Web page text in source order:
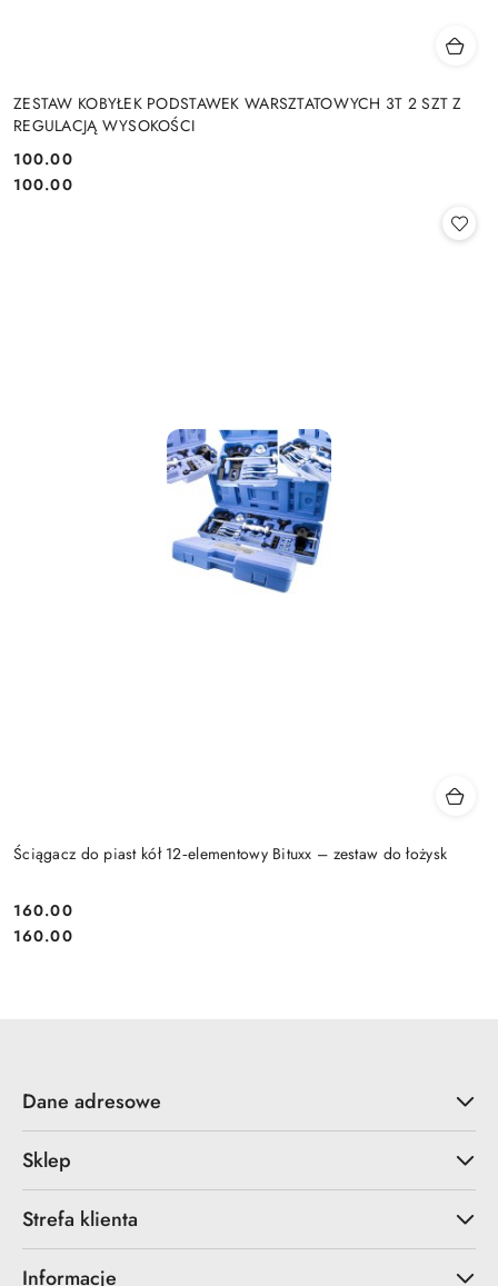
ZESTAW KOBYŁEK PODSTAWEK WARSZTATOWYCH 3T 2 SZT Z
REGULACJĄ WYSOKOŚCI
Cena:
100.00
Cena:
100.00
Ściągacz do piast kół 12‑elementowy Bituxx – zestaw do łożysk
Cena:
160.00
Cena:
160.00
Dane adresowe
Sklep
Strefa klienta
Informacje